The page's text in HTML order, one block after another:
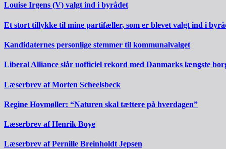
Louise Irgens (V) valgt ind i byrådet
Et stort tillykke til mine partifæller, som er blevet valgt ind i
Kandidaternes personlige stemmer til kommunalvalget
Liberal Alliance slår uofficiel rekord med Danmarks længste
Læserbrev af Morten Scheelsbeck
Regine Hovmøller: “Naturen skal tættere på hverdagen”
Læserbrev af Henrik Boye
Læserbrev af Pernille Breinholdt Jepsen